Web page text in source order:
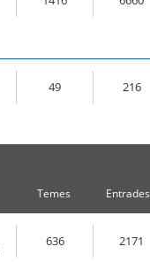
49 216
Temes Entrades
636 2171